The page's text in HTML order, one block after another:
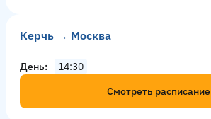
Керчь → Москва
День
14:30
Смотреть расписание